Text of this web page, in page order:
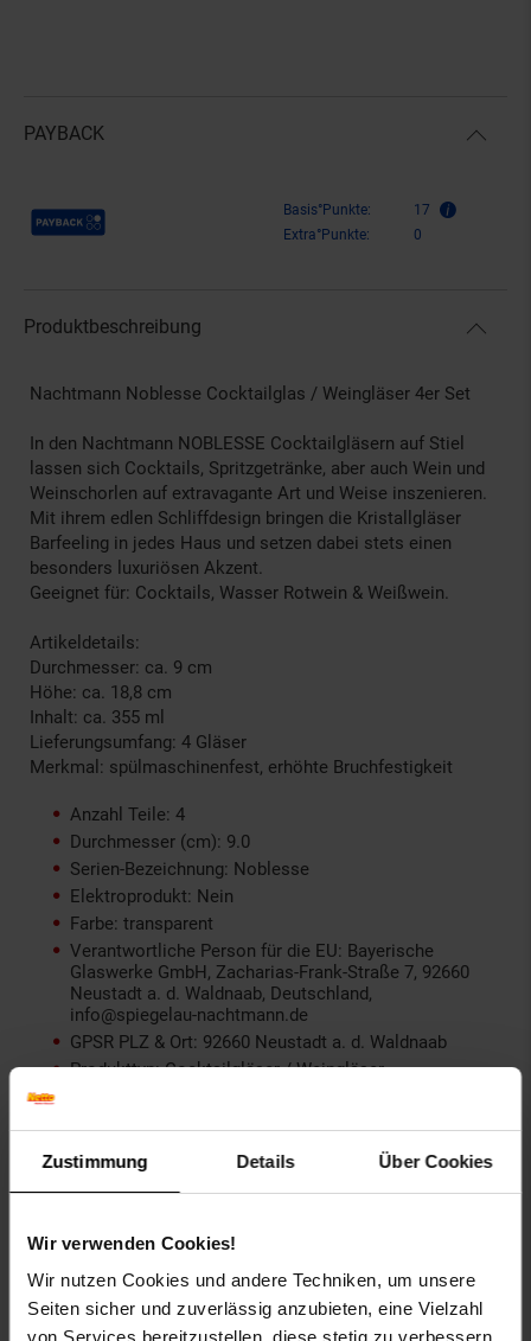
Zustimmung Details Über Cookies
Wir verwenden Cookies!
Wir nutzen Cookies und andere Techniken, um unsere
Seiten sicher und zuverlässig anzubieten, eine Vielzahl
von Services bereitzustellen, diese stetig zu verbessern
PAYBACK
Payback Punkte Basis°Punkte:
17
Extra°Punkte:
0
Produktbeschreibung
Nachtmann Noblesse Cocktailglas / Weingläser 4er Set
In den Nachtmann NOBLESSE Cocktailgläsern auf Stiel
lassen sich Cocktails, Spritzgetränke, aber auch Wein und
Weinschorlen auf extravagante Art und Weise inszenieren.
Mit ihrem edlen Schliffdesign bringen die Kristallgläser
Barfeeling in jedes Haus und setzen dabei stets einen
besonders luxuriösen Akzent.
Geeignet für: Cocktails, Wasser Rotwein & Weißwein.
Artikeldetails:
Durchmesser: ca. 9 cm
Höhe: ca. 18,8 cm
Inhalt: ca. 355 ml
Lieferungsumfang: 4 Gläser
Merkmal: spülmaschinenfest, erhöhte Bruchfestigkeit
Anzahl Teile: 4
Durchmesser (cm): 9.0
Serien-Bezeichnung: Noblesse
Elektroprodukt: Nein
Farbe: transparent
Verantwortliche Person für die EU: Bayerische
Glaswerke GmbH, Zacharias-Frank-Straße 7, 92660
Neustadt a. d. Waldnaab, Deutschland,
info@spiegelau-nachtmann.de
GPSR PLZ & Ort: 92660 Neustadt a. d. Waldnaab
Produkttyp: Cocktailgläser / Weingläser
Lieferungsumfang: 4 Gläser
Marke: Nachtmann
Merkmal: Erhöhte Bruchfestigkeit, Kristallglas,
spülmaschinenfest
Inhalt (in ml): 355
Set-Größe: 4er Set
Maßangabe: 355 ml